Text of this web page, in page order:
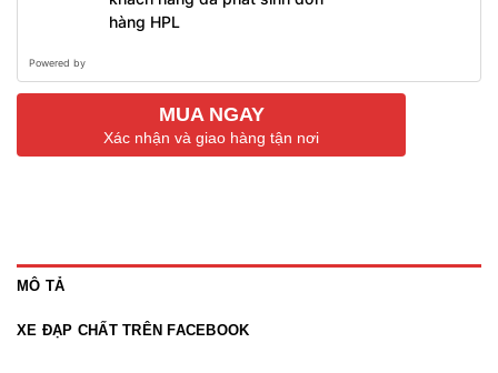
khách hàng đã phát sinh đơn
hàng HPL
MUA NGAY
Xác nhận và giao hàng tận nơi
XE ĐẠP CHẤT TRÊN FACEBOOK